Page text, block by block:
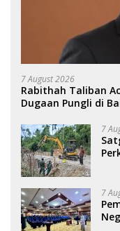
7 August 2026
Rabithah Taliban
Dugaan Pungli di
7
7